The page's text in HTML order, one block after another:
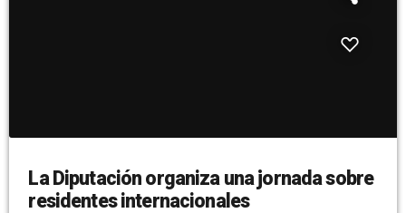
La Diputación organiza una jornada sobre
residentes internacionales